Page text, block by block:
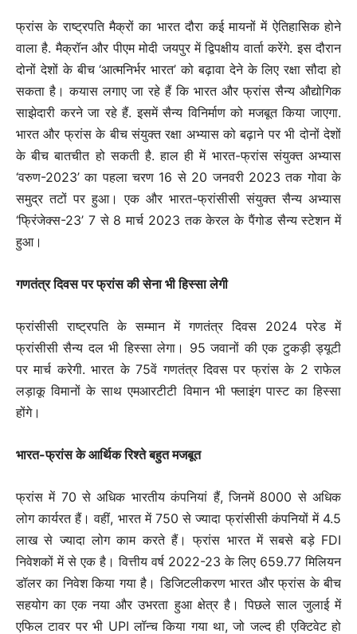
फ्रांस के राष्ट्रपति मैक्रों का भारत दौरा कई मायनों में ऐतिहासिक होने
वाला है. मैक्रॉन और पीएम मोदी जयपुर में द्विपक्षीय वार्ता करेंगे. इस दौरान
दोनों देशों के बीच ‘आत्मनिर्भर भारत’ को बढ़ावा देने के लिए रक्षा सौदा हो
सकता है। कयास लगाए जा रहे हैं कि भारत और फ्रांस सैन्य औद्योगिक
साझेदारी करने जा रहे हैं. इसमें सैन्य विनिर्माण को मजबूत किया जाएगा.
भारत और फ्रांस के बीच संयुक्त रक्षा अभ्यास को बढ़ाने पर भी दोनों देशों
के बीच बातचीत हो सकती है. हाल ही में भारत-फ्रांस संयुक्त अभ्यास
‘वरुण-2023’ का पहला चरण 16 से 20 जनवरी 2023 तक गोवा के
समुद्र तटों पर हुआ। एक और भारत-फ्रांसीसी संयुक्त सैन्य अभ्यास
‘फ्रिंजेक्स-23’ 7 से 8 मार्च 2023 तक केरल के पैंगोड सैन्य स्टेशन में
हुआ।
गणतंत्र दिवस पर फ्रांस की सेना भी हिस्सा लेगी
फ्रांसीसी राष्ट्रपति के सम्मान में गणतंत्र दिवस 2024 परेड में
फ्रांसीसी सैन्य दल भी हिस्सा लेगा। 95 जवानों की एक टुकड़ी ड्यूटी
पर मार्च करेगी. भारत के 75वें गणतंत्र दिवस पर फ्रांस के 2 राफेल
लड़ाकू विमानों के साथ एमआरटीटी विमान भी फ्लाइंग पास्ट का हिस्सा
होंगे।
भारत-फ्रांस के आर्थिक रिश्ते बहुत मजबूत
फ्रांस में 70 से अधिक भारतीय कंपनियां हैं, जिनमें 8000 से अधिक
लोग कार्यरत हैं। वहीं, भारत में 750 से ज्यादा फ्रांसीसी कंपनियों में 4.5
लाख से ज्यादा लोग काम करते हैं। फ्रांस भारत में सबसे बड़े FDI
निवेशकों में से एक है। वित्तीय वर्ष 2022-23 के लिए 659.77 मिलियन
डॉलर का निवेश किया गया है। डिजिटलीकरण भारत और फ्रांस के बीच
सहयोग का एक नया और उभरता हुआ क्षेत्र है। पिछले साल जुलाई में
एफिल टावर पर भी UPI लॉन्च किया गया था, जो जल्द ही एक्टिवेट हो